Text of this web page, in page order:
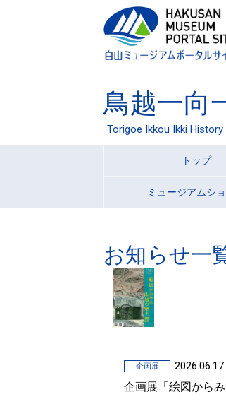
鳥越一向
Torigoe Ikkou Ikki History
トップ
ミュージアムシ
お知らせ一
企画展 2026.06.17
企画展「絵図から